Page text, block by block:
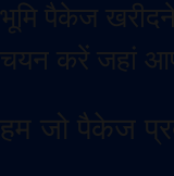
भूमि पैकेज
चयन करें जहां आप
हम जो पैकेज